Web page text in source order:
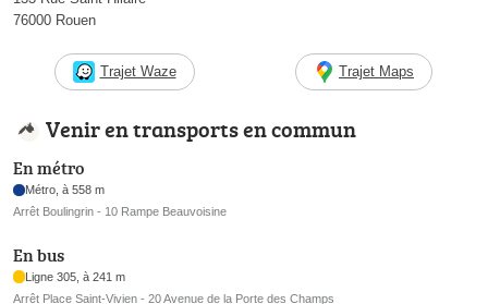
76000 Rouen
Trajet Waze Trajet Maps
Venir en transports en commun
En métro
Métro, à 558 m
Arrêt Boulingrin - 10 Rampe Beauvoisine
En bus
Ligne 305, à 241 m
Arrêt Place Saint-Vivien - 20 Avenue de la Porte des Champs